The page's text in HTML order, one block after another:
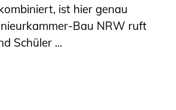
ist hier genau
Bau NRW ruft
Schüler ...